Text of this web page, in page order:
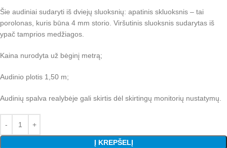
Šie audiniai sudaryti iš dviejų sluoksnių: apatinis skluoksnis – tai
porolonas, kuris būna 4 mm storio. Viršutinis sluoksnis sudarytas iš
ypač tamprios medžiagos.
Kaina nurodyta už bėginį metrą;
Audinio plotis 1,50 m;
Audinių spalva realybėje gali skirtis dėl skirtingų monitorių nustatymų.
Į KREPŠELĮ